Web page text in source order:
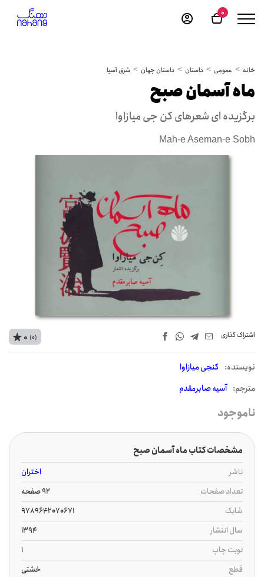
0
خانه عمومی داستان داستان جهان شرق آسیا
ماه آسمان صبح
برگزیده ای شعرهای کن جی میازاوا
Mah-e Aseman-e Sobh
اشتراک‌ گذاری
نويسنده: کنجی میازاوا
مترجم: آسیه صابرمقدم
0 (0)
ناموجود
مشخصات کتاب ماه آسمان صبح
ناشر
اختران
تعداد صفحات
92 صفحه
شابک
9789642070671
سال انتشار
1394
نوبت چاپ
1
قطع
خشتی